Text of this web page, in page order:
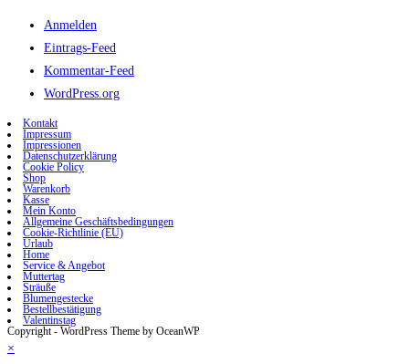
Anmelden
Eintrags-Feed
Kommentar-Feed
WordPress.org
Kontakt
Impressum
Impressionen
Datenschutzerklärung
Cookie Policy
Shop
Warenkorb
Kasse
Mein Konto
Allgemeine Geschäftsbedingungen
Cookie-Richtlinie (EU)
Urlaub
Home
Service & Angebot
Muttertag
Sträuße
Blumengestecke
Bestellbestätigung
Valentinstag
Copyright - WordPress Theme by OceanWP
×